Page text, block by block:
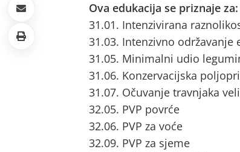
Ova edukacija se priznaje za:
31.01. Intenzivirana
31.03. Intenzivno
31.05. Minimalni udio
31.06. Konzervacijska
31.07. Očuvanje travnjaka
32.05. PVP povrće
32.06. PVP za voće
32.09. PVP za sjeme